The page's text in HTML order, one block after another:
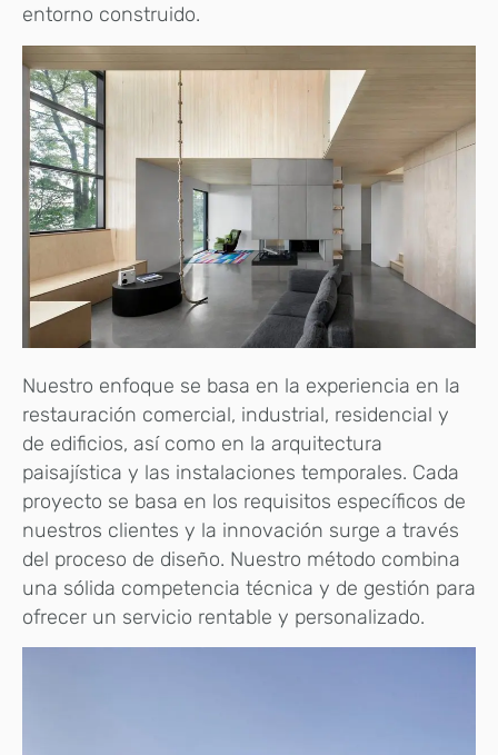
entorno construido.
Nuestro enfoque se basa en la experiencia en la
restauración comercial, industrial, residencial y
de edificios, así como en la arquitectura
paisajística y las instalaciones temporales. Cada
proyecto se basa en los requisitos específicos de
nuestros clientes y la innovación surge a través
del proceso de diseño. Nuestro método combina
una sólida competencia técnica y de gestión para
ofrecer un servicio rentable y personalizado.